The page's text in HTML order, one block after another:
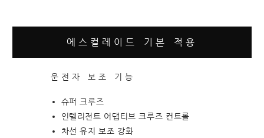
에스컬레이드 기본 적용
운전자 보조 기능
슈퍼 크루즈
인텔리전트 어댑티브 크루즈 컨트롤
차선 유지 보조 강화